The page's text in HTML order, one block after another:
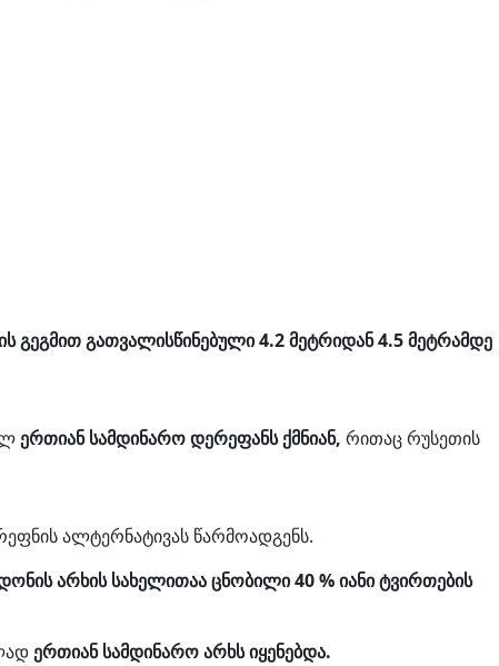
გეგმით გათვალისწინებული 4.2 მეტრიდან 4.5 მეტრამდე
ერთიან სამდინარო დერეფანს ქმნიან, რითაც რუსეთის
ალტერნატივას წარმოადგენს.
არხის სახელითაა ცნობილი 40 % იანი ტვირთების
ერთიან სამდინარო არხს იყენებდა.